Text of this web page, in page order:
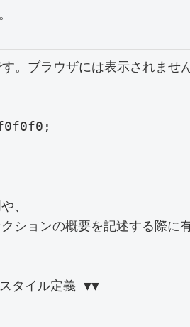
。ブラウザには表示されま
、
ションの概要を記述する際に有
タイル定義 ▼▼